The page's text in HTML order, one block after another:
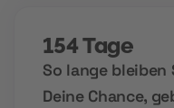
154 Tage
So lange
Deine Chance,